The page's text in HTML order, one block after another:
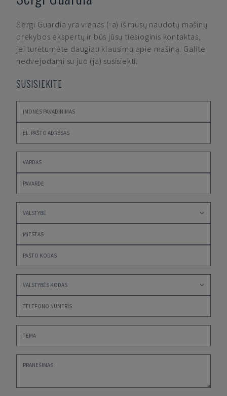
Sergi Guardia yra vienas (-a) iš mūsų naudotų mašinų
prekybos ekspertų ir būs jūsų tiesioginis kontaktas,
jei turėtumėte daugiau klausimų apie mašiną. Galite
nedvejodami su juo (ja) susisiekti.
SUSISIEKITE